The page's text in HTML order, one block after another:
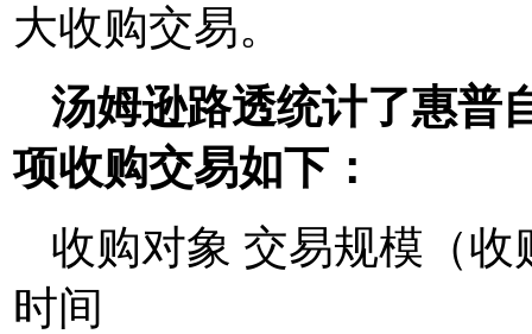
大收购交易。
汤姆逊路透统计了惠普
项收购交易如下：
收购对象 交易规模（
时间